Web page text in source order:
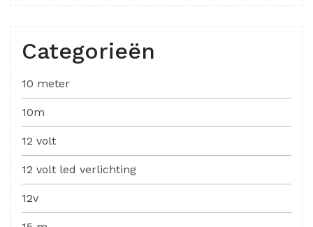
Categorieën
10 meter
10m
12 volt
12 volt led verlichting
12v